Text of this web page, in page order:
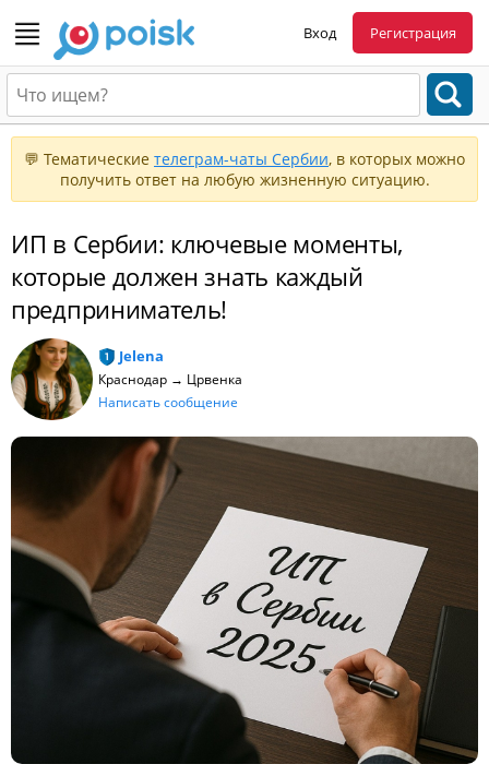
Вход Регистрация
💬 Тематические телеграм-чаты Сербии, в которых можно
получить ответ на любую жизненную ситуацию.
ИП в Сербии: ключевые моменты,
которые должен знать каждый
предприниматель!
Jelena
Краснодар → Црвенка
Написать сообщение